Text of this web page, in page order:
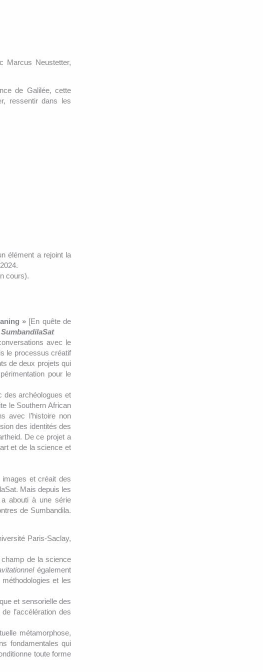
Marcus Neustetter,
de Galilée, cette
ressentir dans les
élément a rejoint la
cours).
» [En quête de
avec le
le processus créatif
de deux projets qui
pour le
des archéologues et
le Southern African
avec l’histoire non
des identités des
De ce projet a
et de la science et
images et créait des
Mais depuis les
abouti à une série
de Sumbandila.
Paris-Saclay,
de la science
également
et les
et sensorielle des
l’accélération des
métamorphose,
fondamentales qui
toute forme